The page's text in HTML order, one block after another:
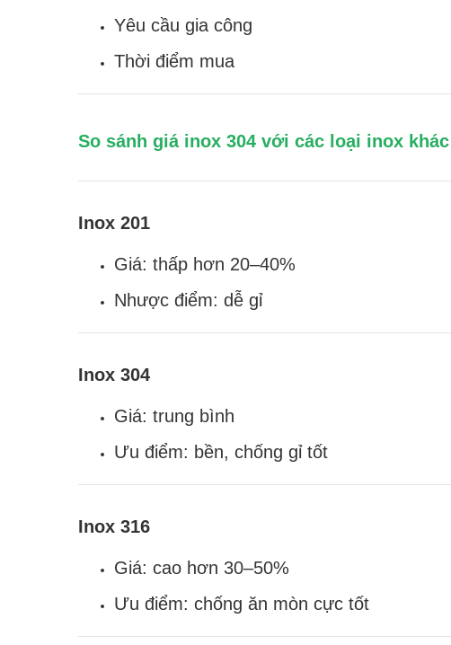
Yêu cầu gia công
Thời điểm mua
So sánh giá inox 304 với các loại inox khác
Inox 201
Giá: thấp hơn 20–40%
Nhược điểm: dễ gỉ
Inox 304
Giá: trung bình
Ưu điểm: bền, chống gỉ tốt
Inox 316
Giá: cao hơn 30–50%
Ưu điểm: chống ăn mòn cực tốt